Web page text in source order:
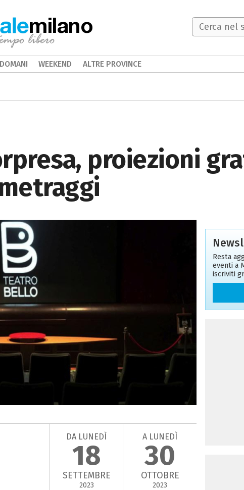
proiezioni
DA LUNEDÌ
18
SETTEMBRE
2023
A LUNEDÌ
30
OTTOBRE
2023
Resta
eventi a
iscriviti
milano
DOMANI WEEKEND ALTRE PROVINCE